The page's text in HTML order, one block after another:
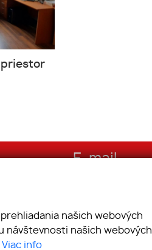
E-mail
našich webových
návštevnosti našich webových
Viac info